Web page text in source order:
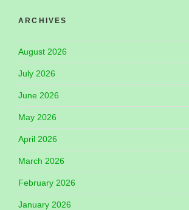
ARCHIVES
August 2026
July 2026
June 2026
May 2026
April 2026
March 2026
February 2026
January 2026